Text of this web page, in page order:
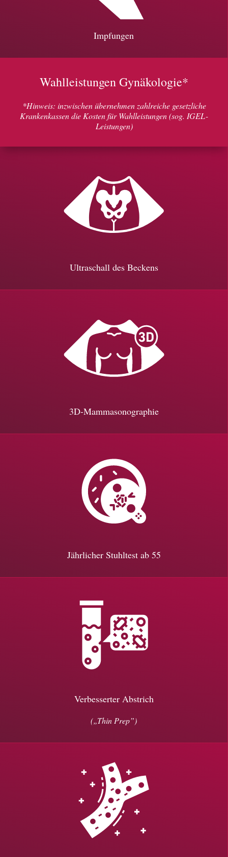
Impfungen
Wahlleistungen Gynäkologie*
*Hinweis: inzwischen übernehmen zahlreiche gesetzliche
Krankenkassen die Kosten für Wahlleistungen (sog. IGEL-
Leistungen)
Ultraschall des Beckens
3D-Mammasonographie
Jährlicher Stuhltest ab 55
Verbesserter Abstrich
(„Thin Prep”)